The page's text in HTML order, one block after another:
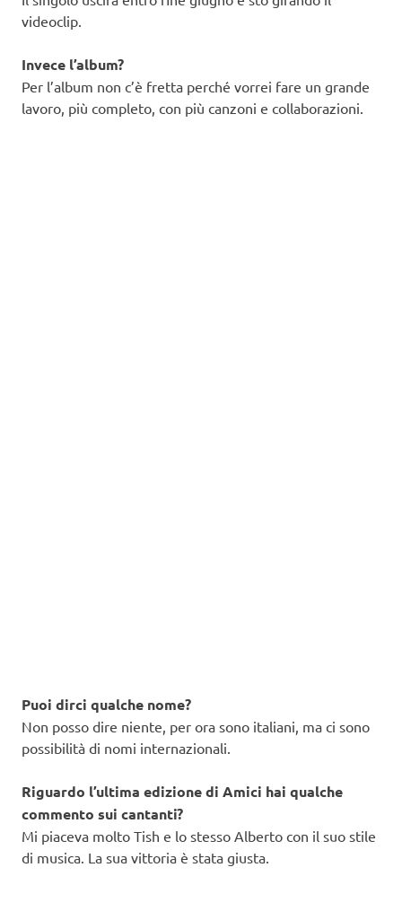
videoclip.
Invece l’album?
Per l’album non c’è fretta perché vorrei fare un grande
lavoro, più completo, con più canzoni e collaborazioni.
Puoi dirci qualche nome?
Non posso dire niente, per ora sono italiani, ma ci sono
possibilità di nomi internazionali.
Riguardo l’ultima edizione di Amici hai qualche
commento sui cantanti?
Mi piaceva molto Tish e lo stesso Alberto con il suo stile
di musica. La sua vittoria è stata giusta.